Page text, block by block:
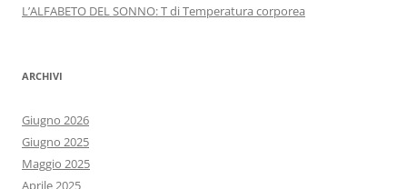
L’ALFABETO DEL SONNO: T di Temperatura corporea
ARCHIVI
Giugno 2026
Giugno 2025
Maggio 2025
Aprile 2025